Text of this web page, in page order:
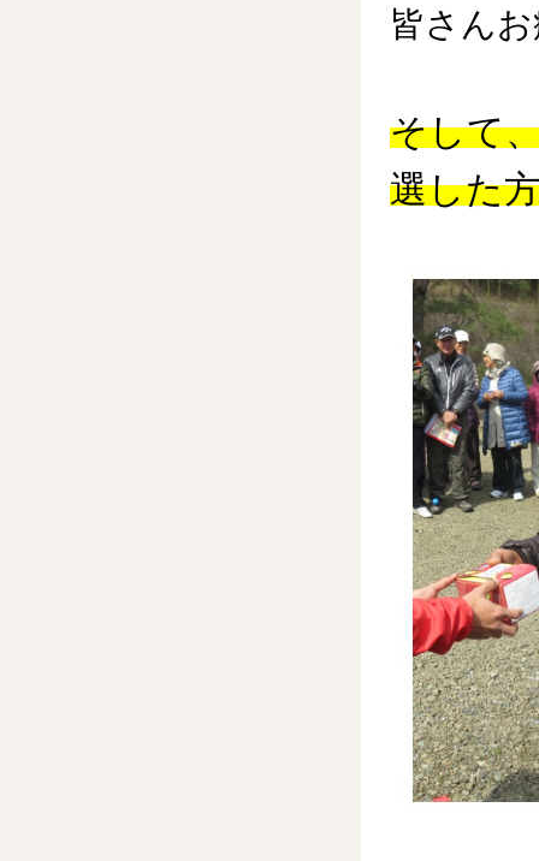
皆さん
そして
選した